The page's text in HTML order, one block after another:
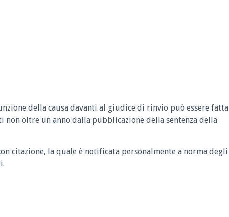
della causa davanti al giudice di rinvio può essere fatta
non oltre un anno dalla pubblicazione della sentenza della
citazione, la quale è notificata personalmente a norma degli